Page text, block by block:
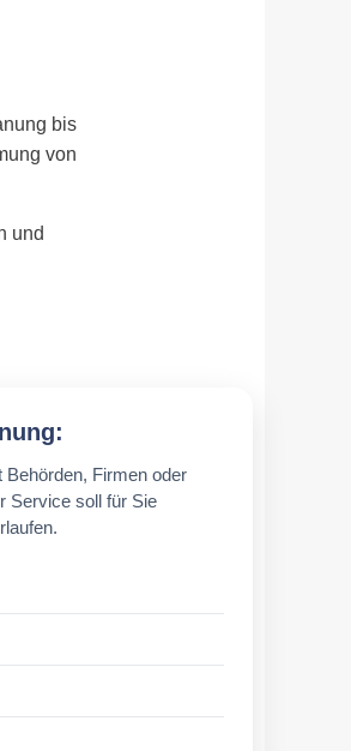
bis
von
und
Firmen oder
Service soll für Sie